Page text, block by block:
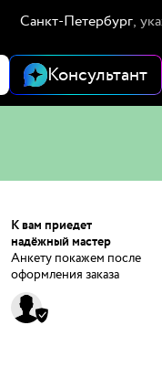
Санкт-Петербург,
Консультант
К вам приедет
надёжный мастер
Анкету покажем после
оформления заказа